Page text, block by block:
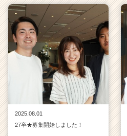
2025.08.01
27卒★募集開始しました！